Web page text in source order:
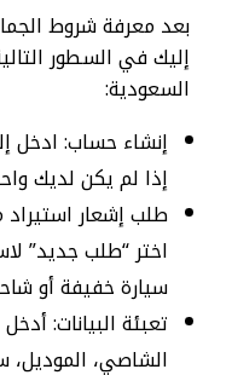
بعد معرفة شروط
إليك في السطور
السعودية:
إنشاء حساب: ادخل
إذا لم يكن لديك
طلب إشعار استيراد
اختر “طلب جديد”
سيارة خفيفة أو
تعبئة البيانات:
الشاصي، الموديل،